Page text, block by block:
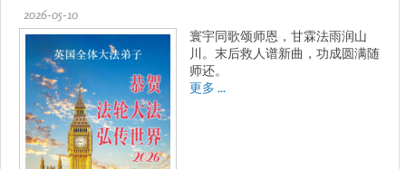
2026-05-10
寰宇同歌颂师恩，甘霖法雨润山
川。末后救人谱新曲，功成圆满随
师还。
更多 ...